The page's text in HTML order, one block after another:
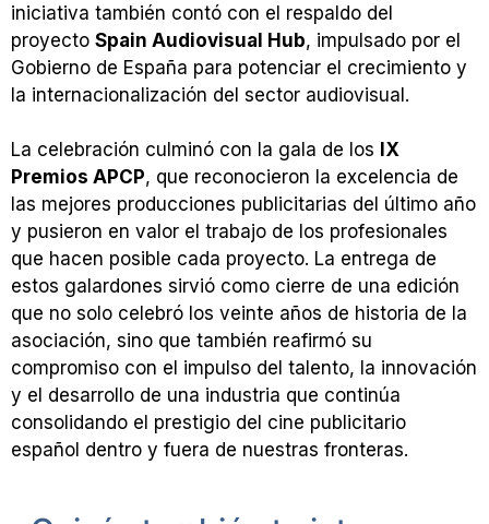
iniciativa también contó con el respaldo del
proyecto Spain Audiovisual Hub, impulsado por el
Gobierno de España para potenciar el crecimiento y
la internacionalización del sector audiovisual.
La celebración culminó con la gala de los IX
Premios APCP, que reconocieron la excelencia de
las mejores producciones publicitarias del último año
y pusieron en valor el trabajo de los profesionales
que hacen posible cada proyecto. La entrega de
estos galardones sirvió como cierre de una edición
que no solo celebró los veinte años de historia de la
asociación, sino que también reafirmó su
compromiso con el impulso del talento, la innovación
y el desarrollo de una industria que continúa
consolidando el prestigio del cine publicitario
español dentro y fuera de nuestras fronteras.